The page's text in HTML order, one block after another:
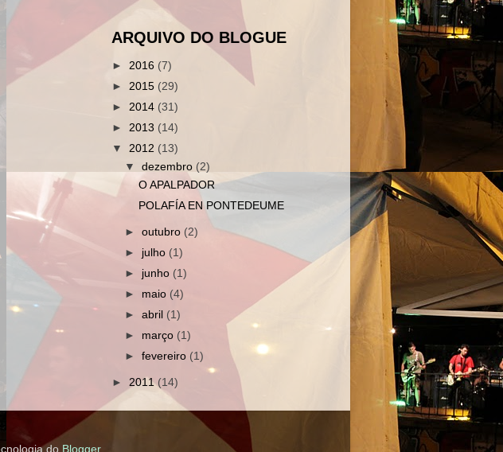
ARQUIVO DO BLOGUE
► 2016 (7)
► 2015 (29)
► 2014 (31)
► 2013 (14)
▼ 2012 (13)
▼dezembro (2)
O APALPADOR
POLAFÍA EN PONTEDEUME
►outubro (2)
► julho (1)
► junho (1)
► maio (4)
►abril (1)
► março (1)
►fevereiro (1)
► 2011 (14)
do Blogger.